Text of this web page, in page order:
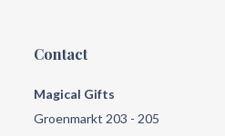
Contact
Magical Gifts
Groenmarkt 203 - 205